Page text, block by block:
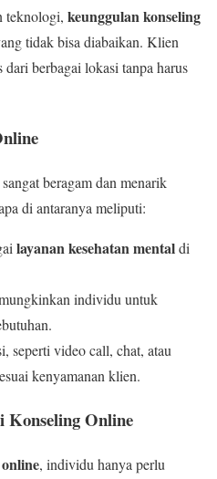
teknologi, keunggulan konseling
tidak bisa diabaikan. Klien
berbagai lokasi tanpa harus
beragam dan menarik
di antaranya meliputi:
layanan kesehatan mentaldi
individu untuk
seperti video call, chat, atau
kenyamanan klien.
Konseling Online
, individu hanya perlu